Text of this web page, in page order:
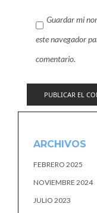
Guardar mi
este navegador
comentario.
ARCHIVOS
FEBRERO 2025
NOVIEMBRE 2024
JULIO 2023